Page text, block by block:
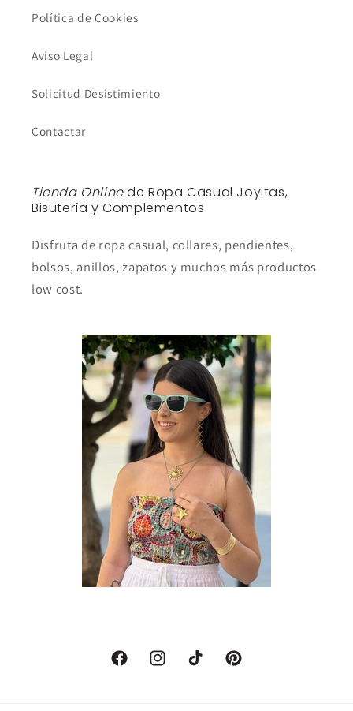
Política de Cookies
Aviso Legal
Solicitud Desistimiento
Contactar
Tienda Onlinede Ropa Casual Joyitas,
Bisutería y Complementos
Disfruta de ropa casual, collares, pendientes,
bolsos, anillos, zapatos y muchos más productos
low cost.
FacebookInstagramTikTok Pinterest